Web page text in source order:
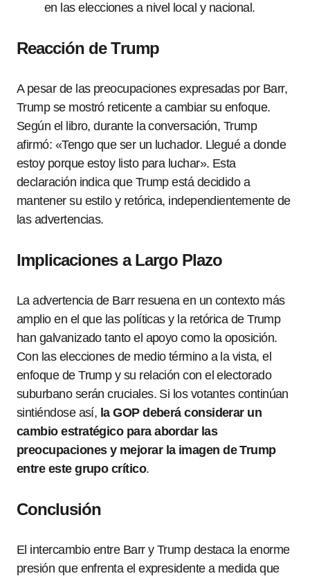
en las elecciones a nivel local y nacional.
Reacción de Trump
A pesar de las preocupaciones expresadas por Barr,
Trump se mostró reticente a cambiar su enfoque.
Según el libro, durante la conversación, Trump
afirmó: «Tengo que ser un luchador. Llegué a donde
estoy porque estoy listo para luchar». Esta
declaración indica que Trump está decidido a
mantener su estilo y retórica, independientemente de
las advertencias.
Implicaciones a Largo Plazo
La advertencia de Barr resuena en un contexto más
amplio en el que las políticas y la retórica de Trump
han galvanizado tanto el apoyo como la oposición.
Con las elecciones de medio término a la vista, el
enfoque de Trump y su relación con el electorado
suburbano serán cruciales. Si los votantes continúan
sintiéndose así, la GOP deberá considerar un
cambio estratégico para abordar las
preocupaciones y mejorar la imagen de Trump
entre este grupo crítico.
Conclusión
El intercambio entre Barr y Trump destaca la enorme
presión que enfrenta el expresidente a medida que